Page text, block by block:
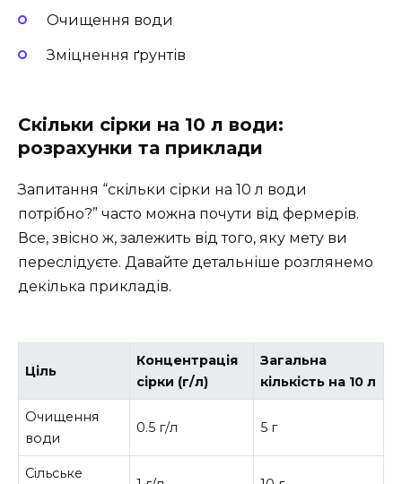
Очищення води
Зміцнення ґрунтів
Скільки сірки на 10 л води:
розрахунки та приклади
Запитання “скільки сірки на 10 л води
потрібно?” часто можна почути від фермерів.
Все, звісно ж, залежить від того, яку мету ви
переслідуєте. Давайте детальніше розглянемо
декілька прикладів.
Ціль
Концентрація
сірки (г/л)
Загальна
кількість на 10 л
Очищення
води
0.5 г/л 5 г
Сільське